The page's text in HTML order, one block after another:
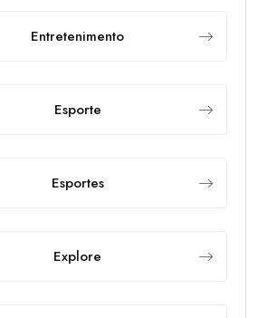
Entretenimento
Esporte
Esportes
Explore